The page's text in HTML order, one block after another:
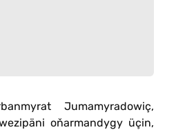
Jumamyradowiç,
oňarmandygy üçin,